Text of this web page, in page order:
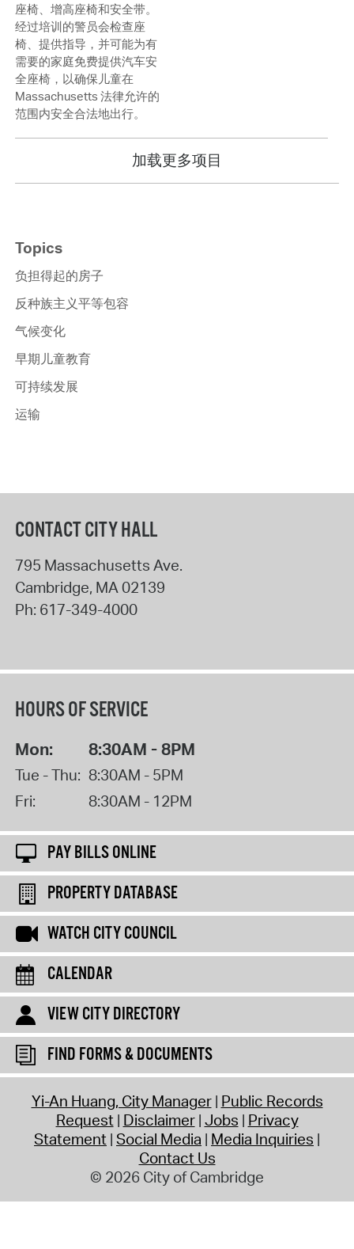
座椅、增高座椅和安全带。
经过培训的警员会检查座
椅、提供指导，并可能为有
需要的家庭免费提供汽车安
全座椅，以确保儿童在
Massachusetts 法律允许的
范围内安全合法地出行。
加载更多项目
Topics
负担得起的房子
反种族主义平等包容
气候变化
早期儿童教育
可持续发展
运输
CONTACT CITY HALL
795 Massachusetts Ave.
Cambridge, MA02139
Ph: 617-349-4000
HOURS OF SERVICE
Mon: 8:30AM - 8PM
Tue - Thu: 8:30AM - 5PM
Fri:
8:30AM - 12PM
PAY BILLS ONLINE
PROPERTY DATABASE
WATCH CITY COUNCIL
CALENDAR
VIEW CITY DIRECTORY
FIND FORMS & DOCUMENTS
Yi-An Huang, City Manager Public Records
Request Disclaimer Jobs Privacy
Statement Social Media Media Inquiries
Contact Us
© 2026 City of Cambridge